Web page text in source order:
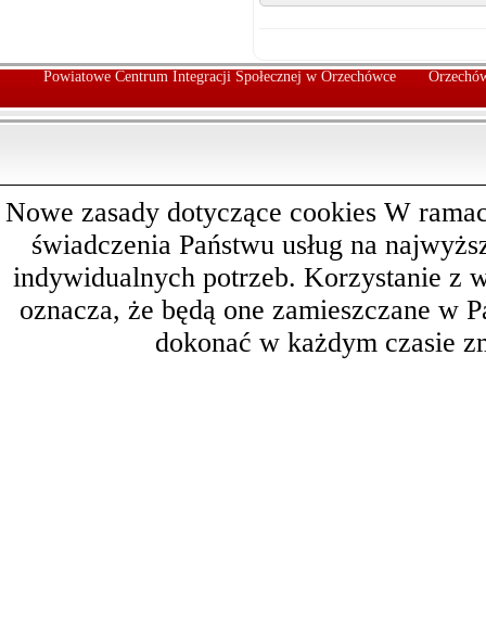
Powiatowe Centrum Integracji Społecznej w Orzechówce
Nowe zasady dotyczące cookies W
świadczenia Państwu usług na
indywidualnych potrzeb. Korzystanie z
oznacza, że będą one zamieszczane w
dokonać w każdym czasie